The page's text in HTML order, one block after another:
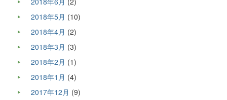
2018年5月 (10)
2018年4月 (2)
2018年3月 (3)
2018年2月 (1)
2018年1月 (4)
2017年12月 (9)